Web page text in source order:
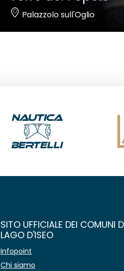
Palazzolo sull'Oglio
SITO UFFICIALE DEI COMUNI
LAGO D'ISEO
Infopoint
Chi siamo